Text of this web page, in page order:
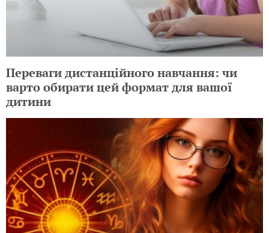
Переваги дистанційного навчання: чи
варто обирати цей формат для вашої
дитини